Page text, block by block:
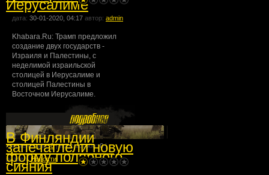
Иерусалиме
дата: 30-01-2020, 04:17 автор: admin
Khabara.Ru: Трамп предложил
создание двух государств -
Израиля и Палестины, с
неделимой израильской
столицей в Иерусалиме и
столицей Палестины в
Восточном Иерусалиме.
комментарии:0| просмотров:0|
раздел: Новости
В Финляндии
запечатлели новую
форму полярного
сияния